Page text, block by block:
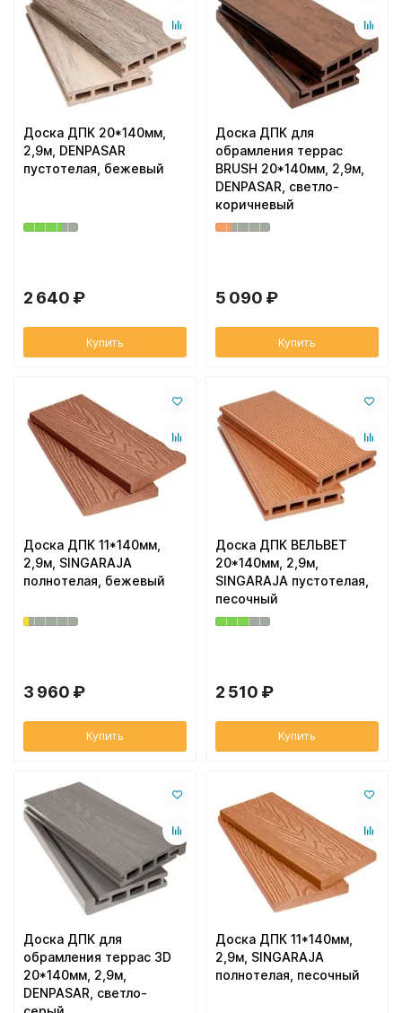
Доска ДПК 20*140мм,
2,9м, DENPASAR
пустотелая, бежевый
2 640 ₽
Купить
Доска ДПК для
обрамления террас
BRUSH 20*140мм, 2,9м,
DENPASAR, светло-
коричневый
5 090 ₽
Купить
Доска ДПК 11*140мм,
2,9м, SINGARAJA
полнотелая, бежевый
3 960 ₽
Купить
Доска ДПК ВЕЛЬВЕТ
20*140мм, 2,9м,
SINGARAJA пустотелая,
песочный
2 510 ₽
Купить
Доска ДПК для
обрамления террас 3D
20*140мм, 2,9м,
DENPASAR, светло-
Доска ДПК 11*140мм,
2,9м, SINGARAJA
полнотелая, песочный